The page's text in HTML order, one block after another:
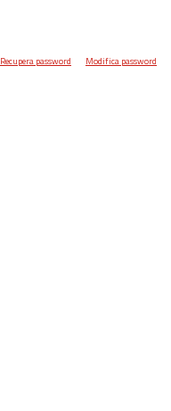
Recupera password Modifica password